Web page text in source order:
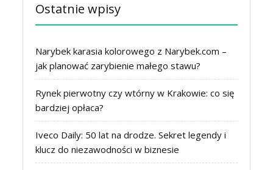
Ostatnie wpisy
Narybek karasia kolorowego z Narybek.com –
jak planować zarybienie małego stawu?
Rynek pierwotny czy wtórny w Krakowie: co się
bardziej opłaca?
Iveco Daily: 50 lat na drodze. Sekret legendy i
klucz do niezawodności w biznesie